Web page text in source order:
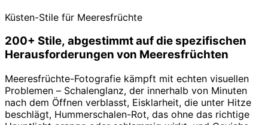
Küsten-Stile für Meeresfrüchte
200+ Stile, abgestimmt auf die spezifischen
Herausforderungen von Meeresfrüchten
Meeresfrüchte-Fotografie kämpft mit echten visuellen
Problemen – Schalenglanz, der innerhalb von Minuten
nach dem Öffnen verblasst, Eisklarheit, die unter Hitze
beschlägt, Hummerschalen-Rot, das ohne das richtige